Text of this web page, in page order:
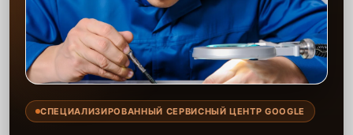
СПЕЦИАЛИЗИРОВАННЫЙ СЕРВИСНЫЙ ЦЕНТР GOOGLE